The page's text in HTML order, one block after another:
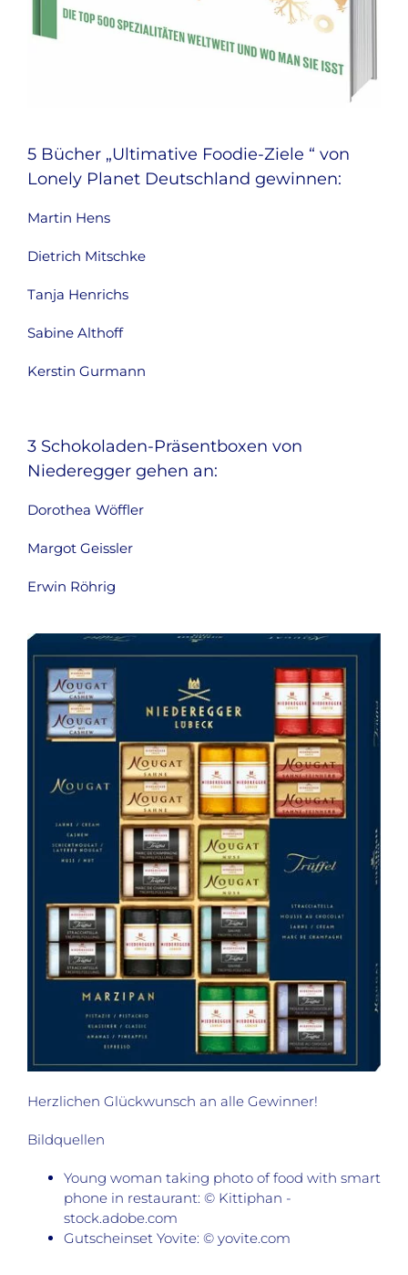
5 Bücher „Ultimative Foodie-Ziele “ von
Lonely Planet Deutschland gewinnen:
Martin Hens
Dietrich Mitschke
Tanja Henrichs
Sabine Althoff
Kerstin Gurmann
3 Schokoladen-Präsentboxen von
Niederegger gehen an:
Dorothea Wöffler
Margot Geissler
Erwin Röhrig
Herzlichen Glückwunsch an alle Gewinner!
Bildquellen
Young woman taking photo of food with smart
phone in restaurant: © Kittiphan -
stock.adobe.com
Gutscheinset Yovite: © yovite.com